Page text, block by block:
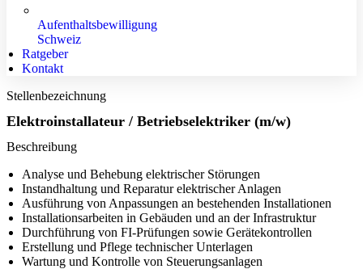
Aufenthaltsbewilligung
Schweiz
Ratgeber
Kontakt
Stellenbezeichnung
Elektroinstallateur / Betriebselektriker (m/w)
Beschreibung
Analyse und Behebung elektrischer Störungen
Instandhaltung und Reparatur elektrischer Anlagen
Ausführung von Anpassungen an bestehenden Installationen
Installationsarbeiten in Gebäuden und an der Infrastruktur
Durchführung von FI-Prüfungen sowie Gerätekontrollen
Erstellung und Pflege technischer Unterlagen
Wartung und Kontrolle von Steuerungsanlagen